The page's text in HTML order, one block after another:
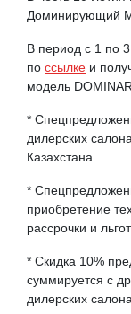
Доминирующий
В период с 1 по
по ссылке и
модель
*
дилерских
Казахстана.
*
приобретение
рассрочки и
* Скидка 10%
суммируется с
дилерских